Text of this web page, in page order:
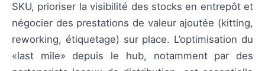
SKU, prioriser la visibilité des stocks en entrepôt et
négocier des prestations de valeur ajoutée (kitting,
reworking, étiquetage) sur place. L’optimisation du
«last mile» depuis le hub, notamment par des